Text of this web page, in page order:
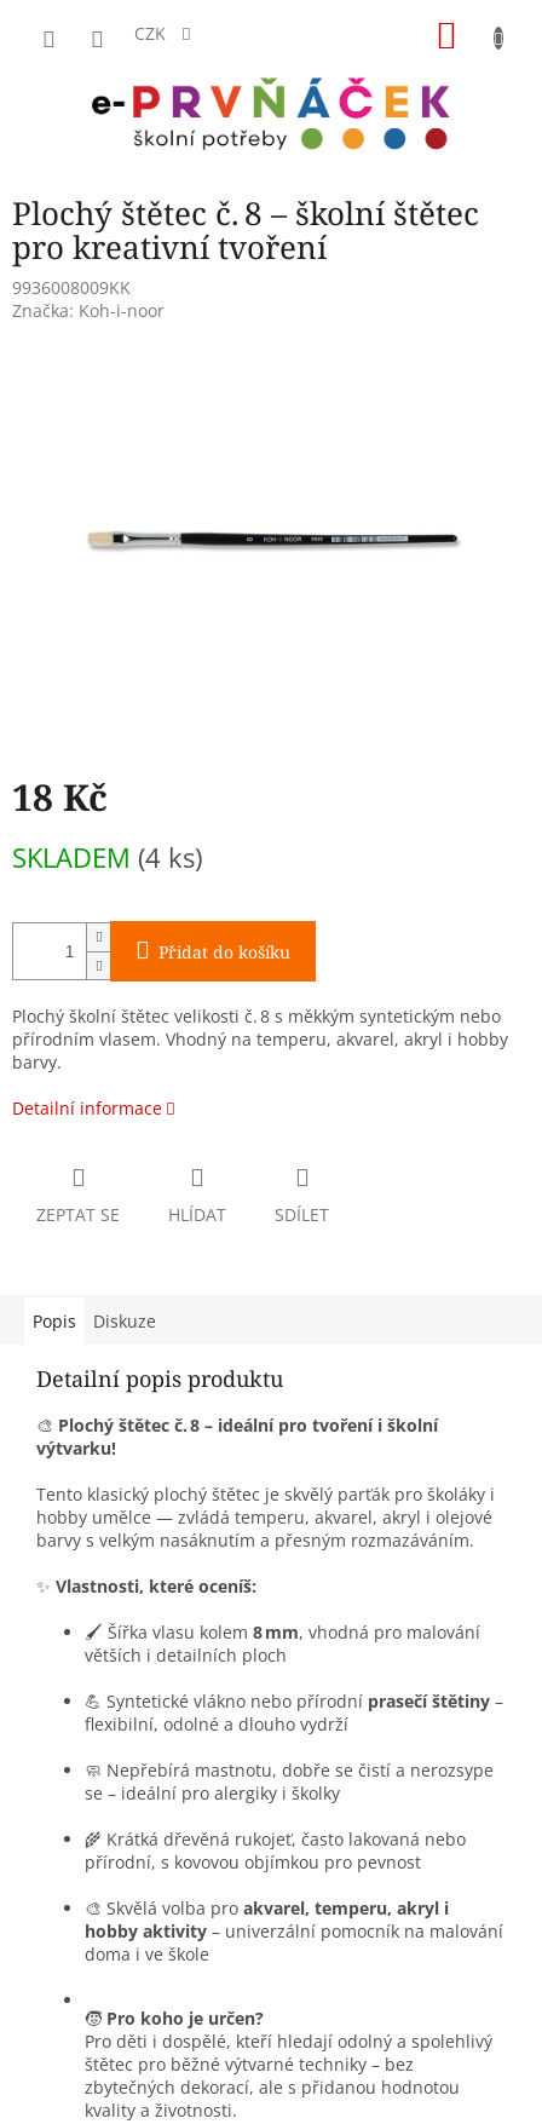
CZK
Plochý štětec č. 8 – školní štětec
pro kreativní tvoření
9936008009KK
Značka: Koh-i-noor
18 Kč
cena:
SKLADEM (4 ks)
Přidat do košíku
Plochý školní štětec velikosti č. 8 s měkkým syntetickým nebo
přírodním vlasem. Vhodný na temperu, akvarel, akryl i hobby
barvy.
Detailní informace
ZEPTAT SE HLÍDAT SDÍLET
Popis Diskuze
Detailní popis produktu
🎨 Plochý štětec č. 8 – ideální pro tvoření i školní
výtvarku!
Tento klasický plochý štětec je skvělý parťák pro školáky i
hobby umělce — zvládá temperu, akvarel, akryl i olejové
barvy s velkým nasáknutím a přesným rozmazáváním.
✨ Vlastnosti, které oceníš:
🖌️ Šířka vlasu kolem 8 mm, vhodná pro malování
větších i detailních ploch
💪 Syntetické vlákno nebo přírodní prasečí štětiny –
flexibilní, odolné a dlouho vydrží
🧼 Nepřebírá mastnotu, dobře se čistí a nerozsype
se – ideální pro alergiky i školky
🌾 Krátká dřevěná rukojeť, často lakovaná nebo
přírodní, s kovovou objímkou pro pevnost
🎨 Skvělá volba pro akvarel, temperu, akryl i
hobby aktivity – univerzální pomocník na malování
doma i ve škole
🧒 Pro koho je určen?
Pro děti i dospělé, kteří hledají odolný a spolehlivý
štětec pro běžné výtvarné techniky – bez
zbytečných dekorací, ale s přidanou hodnotou
kvality a životnosti.